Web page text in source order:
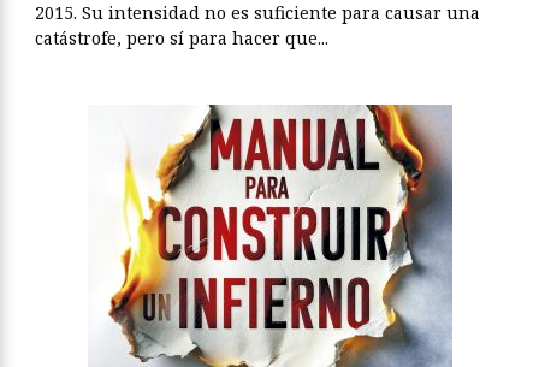
2015. Su intensidad no es suficiente para causar una
catástrofe, pero sí para hacer que...